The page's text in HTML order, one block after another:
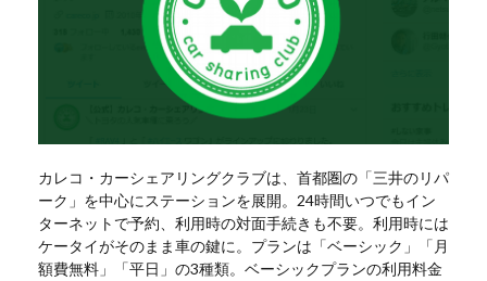
カレコ・カーシェアリングクラブは、首都圏の「三井のリパ
ーク」を中心にステーションを展開。24時間いつでもイン
ターネットで予約、利用時の対面手続きも不要。利用時には
ケータイがそのまま車の鍵に。プランは「ベーシック」「月
額費無料」「平日」の3種類。ベーシックプランの利用料金